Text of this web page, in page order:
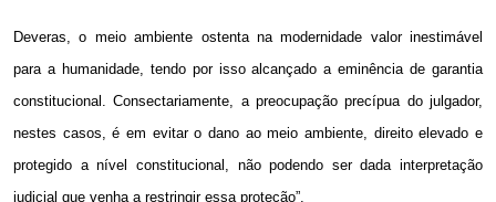
Deveras, o meio ambiente ostenta na modernidade valor inestimável
para a humanidade, tendo por isso alcançado a eminência de garantia
constitucional. Consectariamente, a preocupação precípua do julgador,
nestes casos, é em evitar o dano ao meio ambiente, direito elevado e
protegido a nível constitucional, não podendo ser dada interpretação
judicial que venha a restringir essa proteção”.